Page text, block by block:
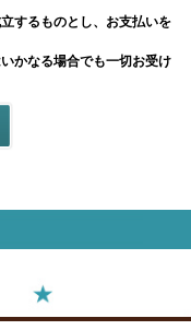
するものとし、お支払いを
かなる場合でも一切お受け